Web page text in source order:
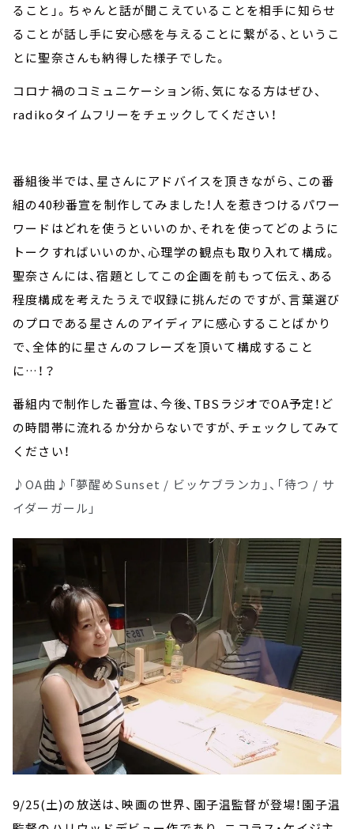
ること」。ちゃんと話が聞こえていることを相手に知らせ
ることが話し手に安心感を与えることに繋がる、というこ
とに聖奈さんも納得した様子でした。
コロナ禍のコミュニケーション術、気になる方はぜひ、
radikoタイムフリーをチェックしてください！
番組後半では、星さんにアドバイスを頂きながら、この番
組の40秒番宣を制作してみました！人を惹きつけるパワー
ワードはどれを使うといいのか、それを使ってどのように
トークすればいいのか、心理学の観点も取り入れて構成。
聖奈さんには、宿題としてこの企画を前もって伝え、ある
程度構成を考えたうえで収録に挑んだのですが、言葉選び
のプロである星さんのアイディアに感心することばかり
で、全体的に星さんのフレーズを頂いて構成すること
に…！？
番組内で制作した番宣は、今後、TBSラジオでOA予定！ど
の時間帯に流れるか分からないですが、チェックしてみて
ください！
♪OA曲♪「夢醒めSunset / ビッケブランカ」、「待つ / サ
イダーガール」
9/25(土)の放送は、映画の世界、園子温監督が登場！園子温